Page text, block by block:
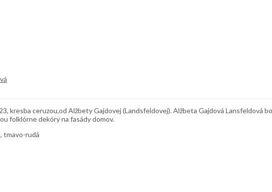
kresba ceruzou,od Alžbety Gajdovej (Landsfeldovej). Alžbeta Gajdová Lansfeldová
folklórne dekóry na fasády domov.
tmavo-rudá